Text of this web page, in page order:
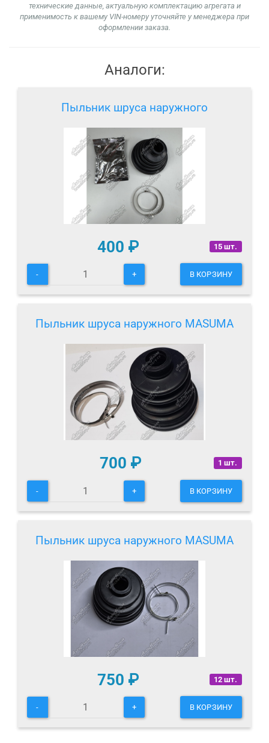
технические данные, актуальную комплектацию агрегата и
применимость к вашему VIN-номеру уточняйте у менеджера при
оформлении заказа.
Аналоги:
Пыльник шруса наружного
15 шт.
400 ₽
- + В КОРЗИНУ
Пыльник шруса наружного MASUMA
1 шт.
700 ₽
- + В КОРЗИНУ
Пыльник шруса наружного MASUMA
12 шт.
750 ₽
- + В КОРЗИНУ